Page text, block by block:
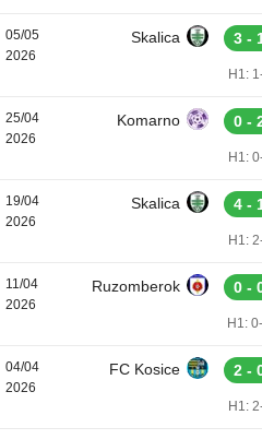
05/05
2026
Skalica 3 -
H1:
25/04
2026
Komarno 0 -
H1:
19/04
2026
Skalica 4 -
H1:
11/04
2026
Ruzomberok 0 -
H1:
04/04
2026
FC Kosice 2 -
H1: